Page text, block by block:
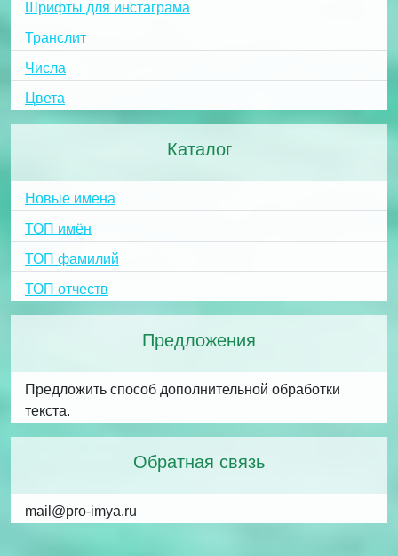
Шрифты для инстаграма
Транслит
Числа
Цвета
Каталог
Новые имена
ТОП имён
ТОП фамилий
ТОП отчеств
Предложения
Предложить способ дополнительной обработки
текста.
Обратная связь
mail@pro-imya.ru